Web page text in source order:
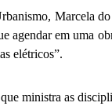
Marcela
agendar em uma
elétricos”.
ministra as